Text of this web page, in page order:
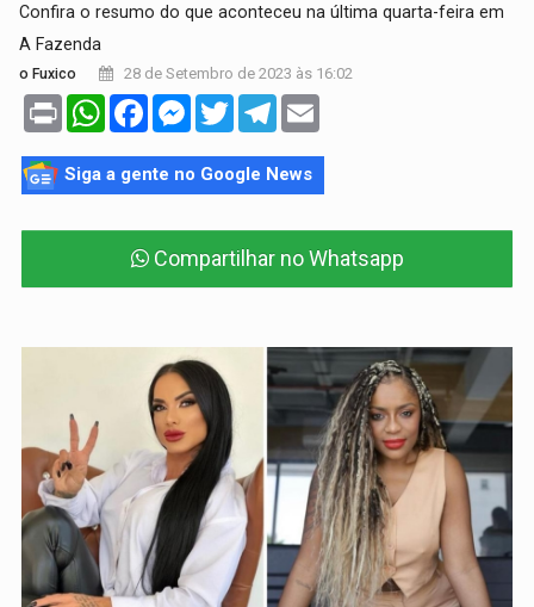
Confira o resumo do que aconteceu na última quarta-feira em
A Fazenda
o Fuxico 28 de Setembro de 2023 às 16:02
Print WhatsAppFacebookMessenger
TwitterTelegram
Siga a gente no Google News
Compartilhar no Whatsapp